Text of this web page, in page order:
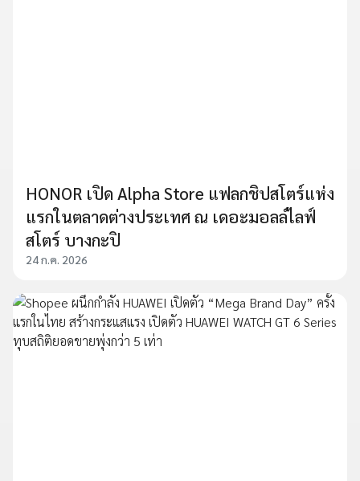
HONOR เปิด Alpha Store แฟลกชิปสโตร์แห่ง
แรกในตลาดต่างประเทศ ณ เดอะมอลล์ไลฟ์
สโตร์ บางกะปิ
24 ก.ค. 2026